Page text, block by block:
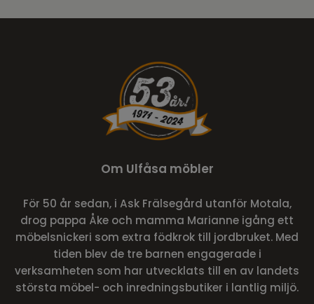
Om Ulfåsa möbler
För 50 år sedan, i Ask Frälsegård utanför Motala,
drog pappa Åke och mamma Marianne igång ett
möbelsnickeri som extra födkrok till jordbruket. Med
tiden blev de tre barnen engagerade i
verksamheten som har utvecklats till en av landets
största möbel- och inredningsbutiker i lantlig miljö.